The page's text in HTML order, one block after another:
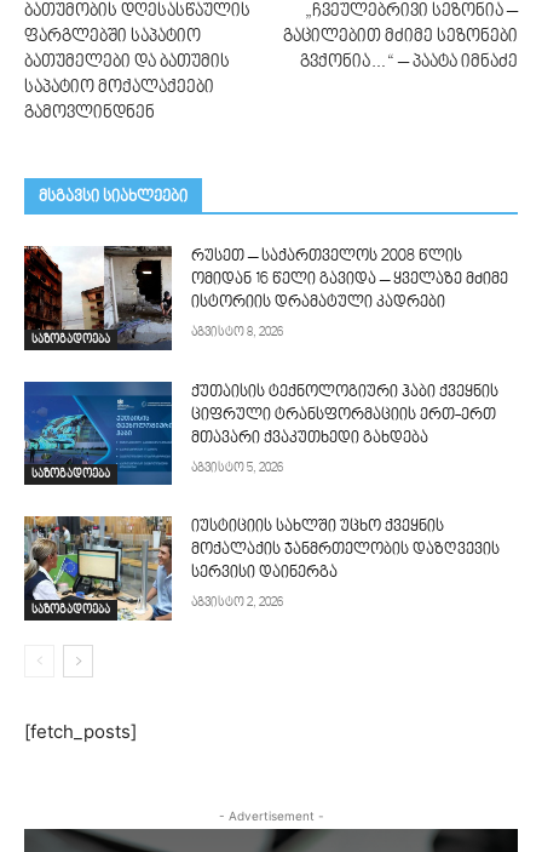
ბათუმობის დღესასწაულის
ფარგლებში საპატიო
ბათუმელები და ბათუმის
საპატიო მოქალაქეები
გამოვლინდნენ
„ჩვეულებრივი სეზონია –
გაცილებით მძიმე სეზონები
გვქონია…“ – პაატა იმნაძე
მსგავსი სიახლეები
საზოგადოება
რუსეთ – საქართველოს 2008 წლის
ომიდან 16 წელი გავიდა – ყველაზე მძიმე
ისტორიის დრამატული კადრები
აგვისტო 8, 2026
საზოგადოება
ქუთაისის ტექნოლოგიური ჰაბი ქვეყნის
ციფრული ტრანსფორმაციის ერთ-ერთ
მთავარი ქვაკუთხედი გახდება
აგვისტო 5, 2026
საზოგადოება
იუსტიციის სახლში უცხო ქვეყნის
მოქალაქის ჯანმრთელობის დაზღვევის
სერვისი დაინერგა
აგვისტო 2, 2026
[fetch_posts]
- Advertisement -